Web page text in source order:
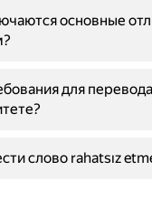
основные
для
слово rahatsız